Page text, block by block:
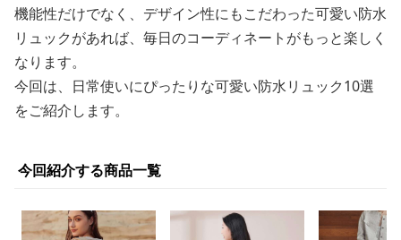
機能性だけでなく、デザイン性にもこだわった可愛い防水
リュックがあれば、毎日のコーディネートがもっと楽しく
なります。
今回は、日常使いにぴったりな可愛い防水リュック10選
をご紹介します。
今回紹介する商品一覧